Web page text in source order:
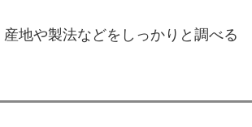
地や製法などをしっかりと調べる